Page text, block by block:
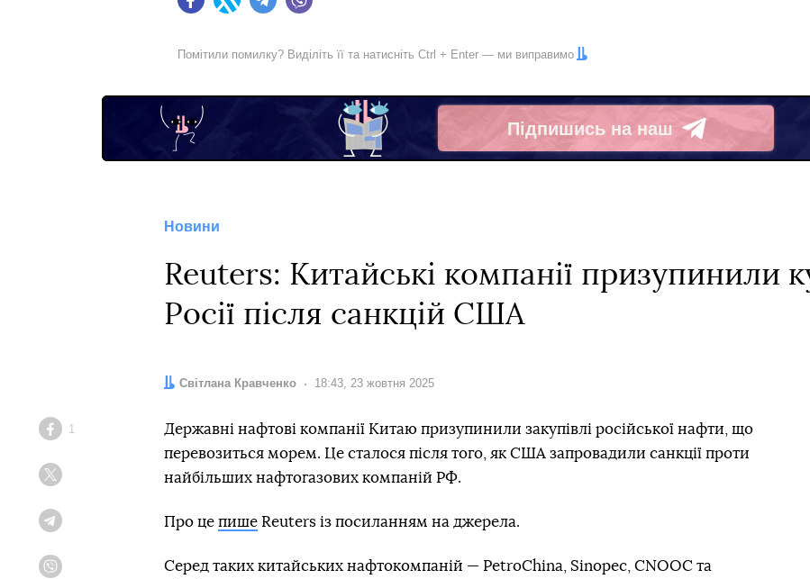
FacebookTwitter Telegram
Помітили помилку? Виділіть її та натисніть Ctrl + Enter — ми виправимо
Підпишись на наш
Telegram
Новини
Reuters: Китайські компанії призупинили
Росії після санкцій США
Автор:
Світлана Кравченко Дата:
18:43, 23 жовтня 2025
Facebook
1
Державні нафтові компанії Китаю призупинили закупівлі російської нафти, що
перевозиться морем. Це сталося після того, як США запровадили санкції проти
найбільших нафтогазових компаній РФ.
Про це пише Reuters із посиланням на джерела.
Серед таких китайських нафтокомпаній — PetroChina, Sinopec, CNOOC та